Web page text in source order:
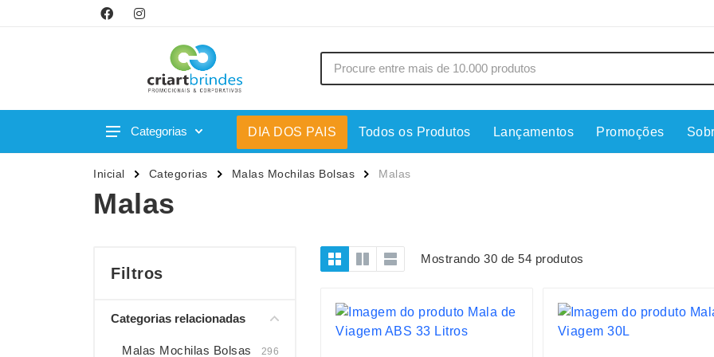
Categorias
Acessórios p/ Celular
Acessórios para Carros
Bar e Bebidas
Bolsas Térmicas
Brinquedos
Caixas de Som
Canecas
Casa
Chapéus
Conjuntos Executivos
Espelhos
Esporte e Jogos
Kit Queijo
DIA DOS PAIS Todos os Produtos Lançamentos Promoções
Inicial Categorias Malas Mochilas Bolsas Malas
Malas
Filtros
Categorias relacionadas
Malas Mochilas Bolsas 296
Mostrando 30 de 54 produtos